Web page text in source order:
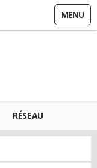
MENU
RÉSEAU